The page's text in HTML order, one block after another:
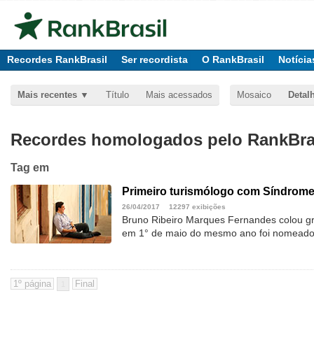
Recordes RankBrasil Ser recordista O RankBrasil
Mais recentes Título Mais acessados Mosaico
Recordes homologados pelo
Tag em
Primeiro turismólogo com
26/04/2017 12297 exibições
Bruno Ribeiro Marques Fernandes colou
em 1° de maio do mesmo ano foi